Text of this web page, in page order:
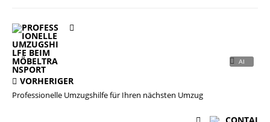
VORHERIGER
Professionelle Umzugshilfe für Ihren nächsten Umzug